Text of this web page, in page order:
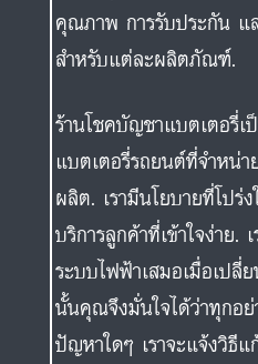
คุณภาพ การรับประกัน แ
สำหรับแต่ละผลิตภัณฑ์.
ร้านโชคบัญชาแบตเตอรี่
แบตเตอรี่รถยนต์ที่จำหน่า
ผลิต. เรามีนโยบายที่โปร่
บริการลูกค้าที่เข้าใจง่าย.
ระบบไฟฟ้าเสมอเมื่อเป
นั้นคุณจึงมั่นใจได้ว่าทุกอ
ปัญหาใดๆ เราจะแจ้งวิธี